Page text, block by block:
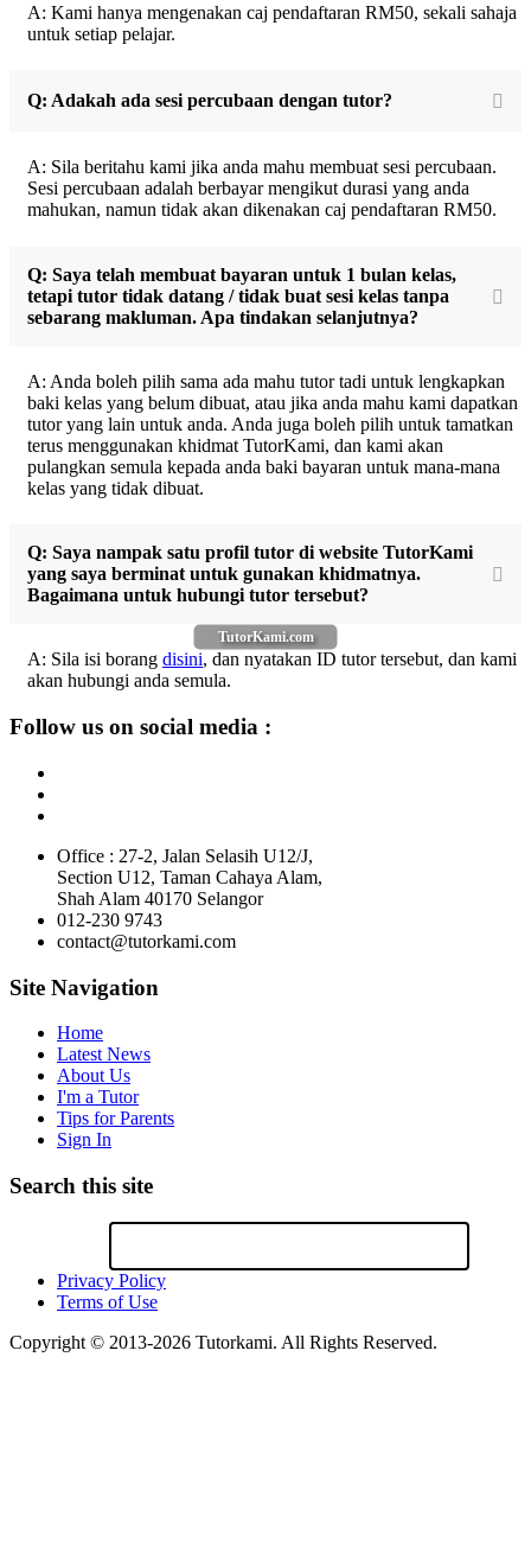
TutorKami.com
A: Kami hanya mengenakan caj pendaftaran RM50, sekali sahaja
untuk setiap pelajar.
Q: Adakah ada sesi percubaan dengan tutor?
A: Sila beritahu kami jika anda mahu membuat sesi percubaan.
Sesi percubaan adalah berbayar mengikut durasi yang anda
mahukan, namun tidak akan dikenakan caj pendaftaran RM50.
Q: Saya telah membuat bayaran untuk 1 bulan kelas,
tetapi tutor tidak datang / tidak buat sesi kelas tanpa
sebarang makluman. Apa tindakan selanjutnya?
A: Anda boleh pilih sama ada mahu tutor tadi untuk lengkapkan
baki kelas yang belum dibuat, atau jika anda mahu kami dapatkan
tutor yang lain untuk anda. Anda juga boleh pilih untuk tamatkan
terus menggunakan khidmat TutorKami, dan kami akan
pulangkan semula kepada anda baki bayaran untuk mana-mana
kelas yang tidak dibuat.
Q: Saya nampak satu profil tutor di website TutorKami
yang saya berminat untuk gunakan khidmatnya.
Bagaimana untuk hubungi tutor tersebut?
A: Sila isi borang disini, dan nyatakan ID tutor tersebut, dan kami
akan hubungi anda semula.
Follow us on social media :
Office : 27-2, Jalan Selasih U12/J,
Section U12, Taman Cahaya Alam,
Shah Alam 40170 Selangor
012-230 9743
contact@tutorkami.com
Site Navigation
Home
Latest News
About Us
I'm a Tutor
Tips for Parents
Sign In
Search this site
Privacy Policy
Terms of Use
Copyright © 2013-2026 Tutorkami. All Rights Reserved.